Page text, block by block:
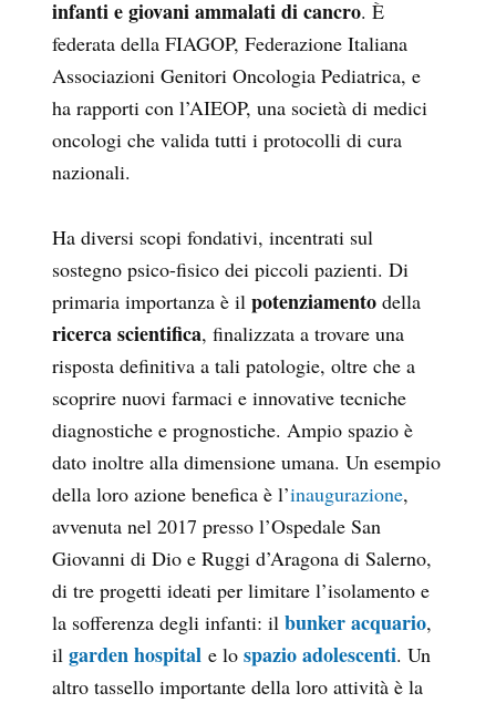
infanti e giovani ammalati di cancro. È
federata della FIAGOP, Federazione Italiana
Associazioni Genitori Oncologia Pediatrica, e
ha rapporti con l’AIEOP, una società di medici
oncologi che valida tutti i protocolli di cura
nazionali.
Ha diversi scopi fondativi, incentrati sul
sostegno psico-fisico dei piccoli pazienti. Di
primaria importanza è il potenziamento della
ricerca scientifica, finalizzata a trovare una
risposta definitiva a tali patologie, oltre che a
scoprire nuovi farmaci e innovative tecniche
diagnostiche e prognostiche. Ampio spazio è
dato inoltre alla dimensione umana. Un esempio
della loro azione benefica è l’inaugurazione,
avvenuta nel 2017 presso l’Ospedale San
Giovanni di Dio e Ruggi d’Aragona di Salerno,
di tre progetti ideati per limitare l’isolamento e
la sofferenza degli infanti: il bunker acquario,
il garden hospital e lo spazio adolescenti. Un
altro tassello importante della loro attività è la